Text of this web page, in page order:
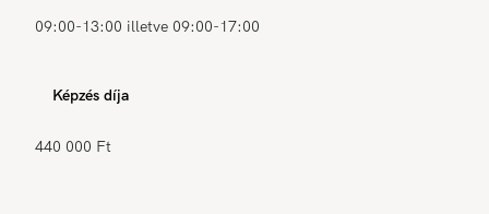
09:00-13:00 illetve 09:00-17:00
Képzés díja
440 000 Ft